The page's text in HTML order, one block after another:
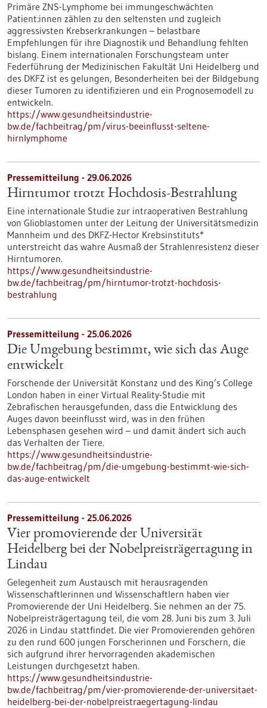
Primäre ZNS-Lymphome bei immungeschwächten
Patient:innen zählen zu den seltensten und zugleich
aggressivsten Krebserkrankungen – belastbare
Empfehlungen für ihre Diagnostik und Behandlung fehlten
bislang. Einem internationalen Forschungsteam unter
Federführung der Medizinischen Fakultät Uni Heidelberg und
des DKFZ ist es gelungen, Besonderheiten bei der Bildgebung
dieser Tumoren zu identifizieren und ein Prognosemodell zu
entwickeln.
https://www.gesundheitsindustrie-
bw.de/fachbeitrag/pm/virus-beeinflusst-seltene-
hirnlymphome
Pressemitteilung - 29.06.2026
Hirntumor trotzt Hochdosis-Bestrahlung
Eine internationale Studie zur intraoperativen Bestrahlung
von Glioblastomen unter der Leitung der Universitätsmedizin
Mannheim und des DKFZ-Hector Krebsinstituts*
unterstreicht das wahre Ausmaß der Strahlenresistenz dieser
Hirntumoren.
https://www.gesundheitsindustrie-
bw.de/fachbeitrag/pm/hirntumor-trotzt-hochdosis-
bestrahlung
Pressemitteilung - 25.06.2026
Die Umgebung bestimmt, wie sich das Auge
entwickelt
Forschende der Universität Konstanz und des King’s College
London haben in einer Virtual Reality-Studie mit
Zebrafischen herausgefunden, dass die Entwicklung des
Auges davon beeinflusst wird, was in den frühen
Lebensphasen gesehen wird – und damit ändert sich auch
das Verhalten der Tiere.
https://www.gesundheitsindustrie-
bw.de/fachbeitrag/pm/die-umgebung-bestimmt-wie-sich-
das-auge-entwickelt
Pressemitteilung - 25.06.2026
Vier promovierende der Universität
Heidelberg bei der Nobelpreisträgertagung in
Lindau
Gelegenheit zum Austausch mit herausragenden
Wissenschaftlerinnen und Wissenschaftlern haben vier
Promovierende der Uni Heidelberg. Sie nehmen an der 75.
Nobelpreisträgertagung teil, die vom 28. Juni bis zum 3. Juli
2026 in Lindau stattfindet. Die vier Promovierenden gehören
zu den rund 600 jungen Forscherinnen und Forschern, die
sich aufgrund ihrer hervorragenden akademischen
Leistungen durchgesetzt haben.
https://www.gesundheitsindustrie-
bw.de/fachbeitrag/pm/vier-promovierende-der-universitaet-
heidelberg-bei-der-nobelpreistraegertagung-lindau